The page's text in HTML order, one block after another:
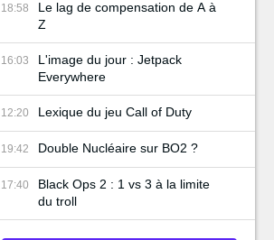
18:58
Le lag de compensation de A à
Z
16:03
L'image du jour : Jetpack
Everywhere
12:20 Lexique du jeu Call of Duty
19:42 Double Nucléaire sur BO2 ?
17:40
Black Ops 2 : 1 vs 3 à la limite
du troll